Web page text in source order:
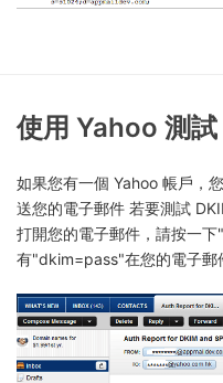
使用 Yahoo 測
如果您有一個 Yahoo 帳戶，
送您的電子郵件 若要測試
打開您的電子郵件，請按一
有"dkim=pass"在您的電子郵